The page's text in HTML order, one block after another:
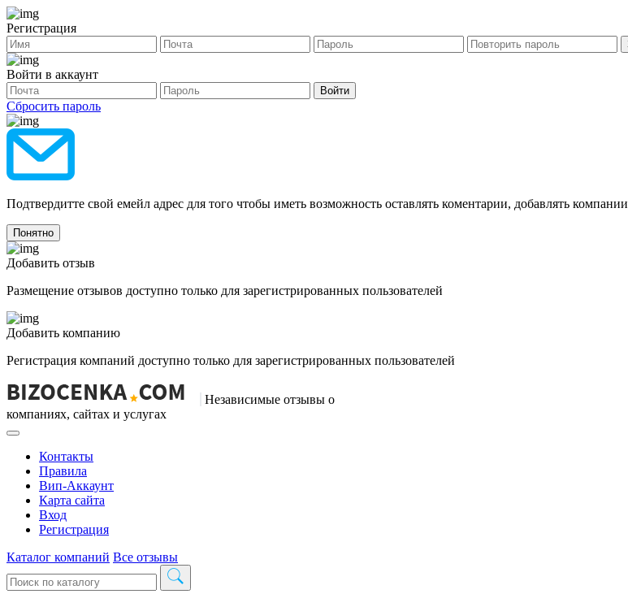
Регистрация
Войти в аккаунт
Сбросить пароль
Подтвердитте свой емейл адрес для того чтобы иметь возможность оставлять коментарии, добавлять компании
Добавить отзыв
Размещение отзывов доступно только для зарегистрированных пользователей
Добавить компанию
Регистрация компаний доступно только для зарегистрированных пользователей
Независимые отзывы о
компаниях, сайтах и услугах
Контакты
Правила
Вип-Аккаунт
Карта сайта
Вход
Регистрация
Каталог компаний Все отзывы